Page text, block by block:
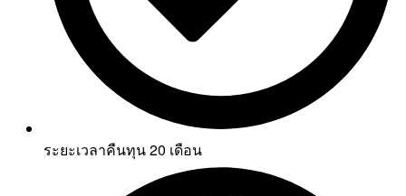
ระยะเวลาคืนทุน 20 เดือน